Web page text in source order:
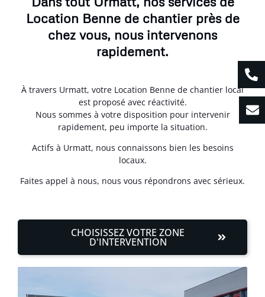
Location Benne de chantier près de
chez vous, nous intervenons
rapidement.
À travers Urmatt, votre Location Benne de chantier local
est proposé avec réactivité.
Nous sommes à votre disposition pour intervenir
rapidement, peu importe la situation.
Actifs à Urmatt, nous connaissons bien les besoins
locaux.
Faites appel à nous, nous vous répondrons avec sérieux.
CHOISISSEZ VOTRE ZONE
D'INTERVENTION